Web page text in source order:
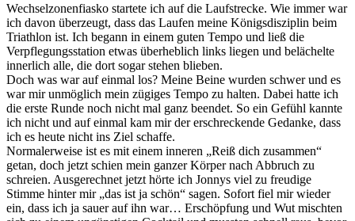
Wechselzonenfiasko startete ich auf die Laufstrecke. Wie immer war
ich davon überzeugt, dass das Laufen meine Königsdisziplin beim
Triathlon ist. Ich begann in einem guten Tempo und ließ die
Verpflegungsstation etwas überheblich links liegen und belächelte
innerlich alle, die dort sogar stehen blieben.
Doch was war auf einmal los? Meine Beine wurden schwer und es
war mir unmöglich mein zügiges Tempo zu halten. Dabei hatte ich
die erste Runde noch nicht mal ganz beendet. So ein Gefühl kannte
ich nicht und auf einmal kam mir der erschreckende Gedanke, dass
ich es heute nicht ins Ziel schaffe.
Normalerweise ist es mit einem inneren „Reiß dich zusammen“
getan, doch jetzt schien mein ganzer Körper nach Abbruch zu
schreien. Ausgerechnet jetzt hörte ich Jonnys viel zu freudige
Stimme hinter mir „das ist ja schön“ sagen. Sofort fiel mir wieder
ein, dass ich ja sauer auf ihn war… Erschöpfung und Wut mischten